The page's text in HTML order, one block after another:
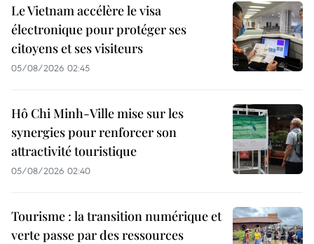
Le Vietnam accélère le visa
électronique pour protéger ses
citoyens et ses visiteurs
05/08/2026 02:45
Hô Chi Minh-Ville mise sur les
synergies pour renforcer son
attractivité touristique
05/08/2026 02:40
Tourisme : la transition numérique et
verte passe par des ressources